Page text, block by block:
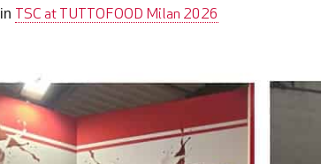
in TSC at TUTTOFOOD Milan 2026